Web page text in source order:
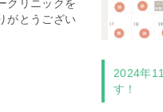
クリニックを
がとうござい
2024年
す！